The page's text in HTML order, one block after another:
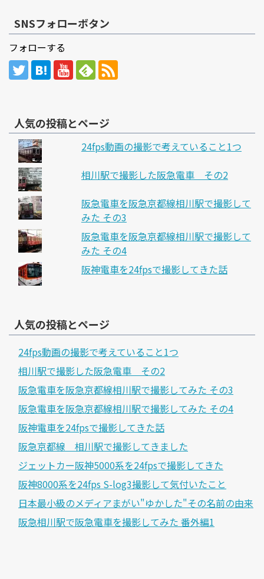
SNSフォローボタン
フォローする
人気の投稿とページ
24fps動画の撮影で考えていること1つ
相川駅で撮影した阪急電車 その2
阪急電車を阪急京都線相川駅で撮影して
みた その3
阪急電車を阪急京都線相川駅で撮影して
みた その4
阪神電車を24fpsで撮影してきた話
人気の投稿とページ
24fps動画の撮影で考えていること1つ
相川駅で撮影した阪急電車 その2
阪急電車を阪急京都線相川駅で撮影してみた その3
阪急電車を阪急京都線相川駅で撮影してみた その4
阪神電車を24fpsで撮影してきた話
阪急京都線 相川駅で撮影してきました
ジェットカー阪神5000系を24fpsで撮影してきた
阪神8000系を24fps S-log3撮影して気付いたこと
日本最小級のメディアまがい"ゆかした"その名前の由来
阪急相川駅で阪急電車を撮影してみた 番外編1